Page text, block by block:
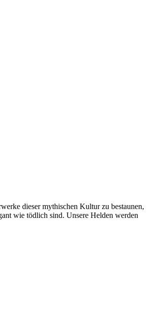
dieser mythischen Kultur zu bestaunen,
wie tödlich sind. Unsere Helden werden